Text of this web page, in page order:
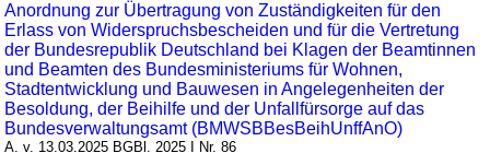
Anordnung zur Übertragung von Zuständigkeiten für den
Erlass von Widerspruchsbescheiden und für die Vertretung
der Bundesrepublik Deutschland bei Klagen der Beamtinnen
und Beamten des Bundesministeriums für Wohnen,
Stadtentwicklung und Bauwesen in Angelegenheiten der
Besoldung, der Beihilfe und der Unfallfürsorge auf das
Bundesverwaltungsamt (BMWSBBesBeihUnffAnO)
A. v. 13.03.2025 BGBl. 2025 I Nr. 86